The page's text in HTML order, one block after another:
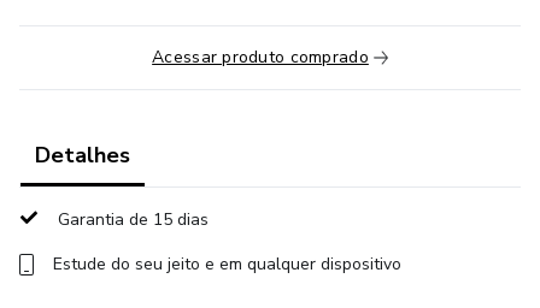
Acessar produto comprado
Detalhes
Garantia de 15 dias
Estude do seu jeito e em qualquer dispositivo